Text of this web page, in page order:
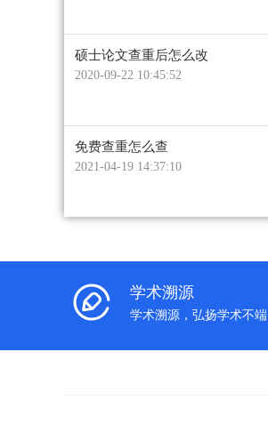
硕士论文查重后怎么改
2020-09-22 10:45:52
免费查重怎么查
2021-04-19 14:37:10
学术溯源
学术溯源，弘扬学术不端